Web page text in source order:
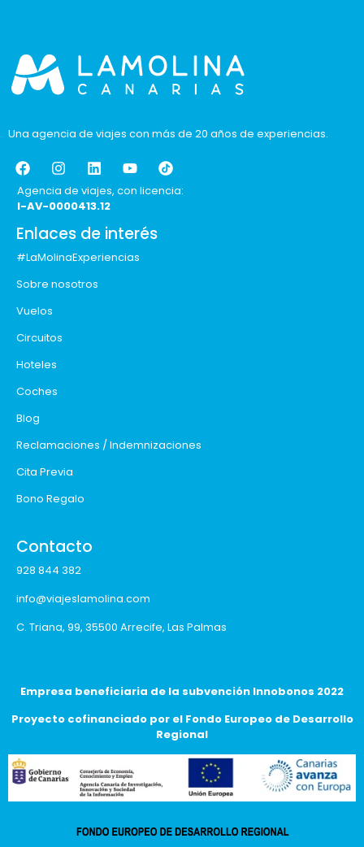
Una agencia de viajes con más de 20 años de experiencias.
Agencia de viajes, con licencia:
I-AV-0000413.12
Enlaces de interés
#LaMolinaExperiencias
Sobre nosotros
Vuelos
Circuitos
Hoteles
Coches
Blog
Reclamaciones / Indemnizaciones
Cita Previa
Bono Regalo
Contacto
928 844 382
info@viajeslamolina.com
C. Triana, 99, 35500 Arrecife, Las Palmas
Empresa beneficiaria de la subvención Innobonos 2022
Proyecto cofinanciado por el Fondo Europeo de Desarrollo
Regional